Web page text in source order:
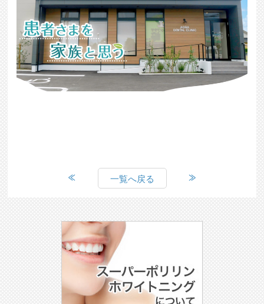
一覧へ戻る